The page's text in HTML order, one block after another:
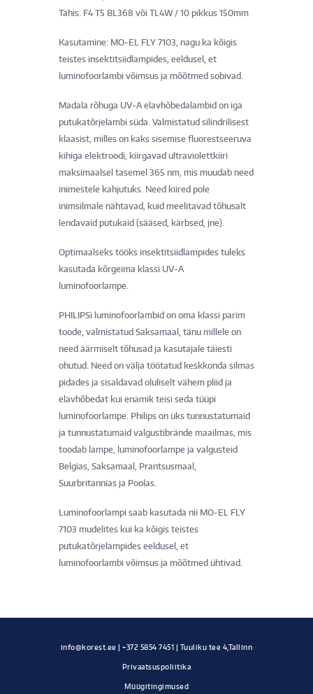
FLY)
Tähis: F4 T5 BL368 või TL4W / 10 pikkus 150mm
Kasutamine: MO-EL FLY 7103, nagu ka kõigis
teistes insektitsiidlampides, eeldusel, et
luminofoorlambi võimsus ja mõõtmed sobivad.
Madala rõhuga UV-A elavhõbedalambid on iga
putukatõrjelambi süda. Valmistatud silindrilisest
klaasist, milles on kaks sisemise fluorestseeruva
kihiga elektroodi, kiirgavad ultraviolettkiiri
maksimaalsel tasemel 365 nm, mis muudab need
inimestele kahjutuks. Need kiired pole
inimsilmale nähtavad, kuid meelitavad tõhusalt
lendavaid putukaid (sääsed, kärbsed, jne).
Optimaalseks tööks insektitsiidlampides tuleks
kasutada kõrgeima klassi UV-A
luminofoorlampe.
PHILIPSi luminofoorlambid on oma klassi parim
toode, valmistatud Saksamaal, tänu millele on
need äärmiselt tõhusad ja kasutajale täiesti
ohutud. Need on välja töötatud keskkonda silmas
pidades ja sisaldavad oluliselt vähem pliid ja
elavhõbedat kui enamik teisi seda tüüpi
luminofoorlampe. Philips on üks tunnustatumaid
ja tunnustatumaid valgustibrände maailmas, mis
toodab lampe, luminofoorlampe ja valgusteid
Belgias, Saksamaal, Prantsusmaal,
Suurbritannias ja Poolas.
Luminofoorlampi saab kasutada nii MO-EL FLY
7103 mudelites kui ka kõigis teistes
putukatõrjelampides eeldusel, et
luminofoorlambi võimsus ja mõõtmed ühtivad.
Privaatsuspoliitika
Müügitingimused